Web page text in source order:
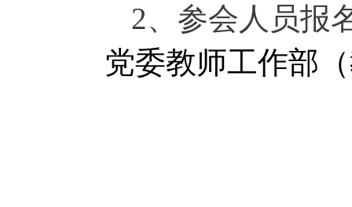
2、 参会人员报
党委教师工作部